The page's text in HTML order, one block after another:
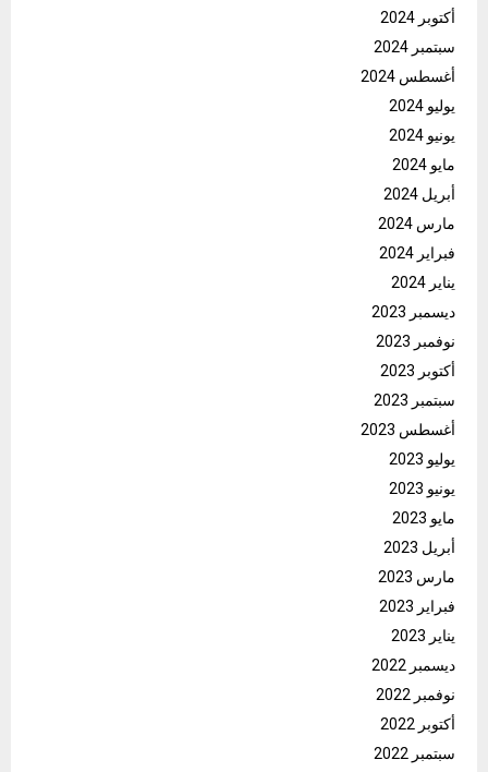
أكتوبر 2024
سبتمبر 2024
أغسطس 2024
يوليو 2024
يونيو 2024
مايو 2024
أبريل 2024
مارس 2024
فبراير 2024
يناير 2024
ديسمبر 2023
نوفمبر 2023
أكتوبر 2023
سبتمبر 2023
أغسطس 2023
يوليو 2023
يونيو 2023
مايو 2023
أبريل 2023
مارس 2023
فبراير 2023
يناير 2023
ديسمبر 2022
نوفمبر 2022
أكتوبر 2022
سبتمبر 2022